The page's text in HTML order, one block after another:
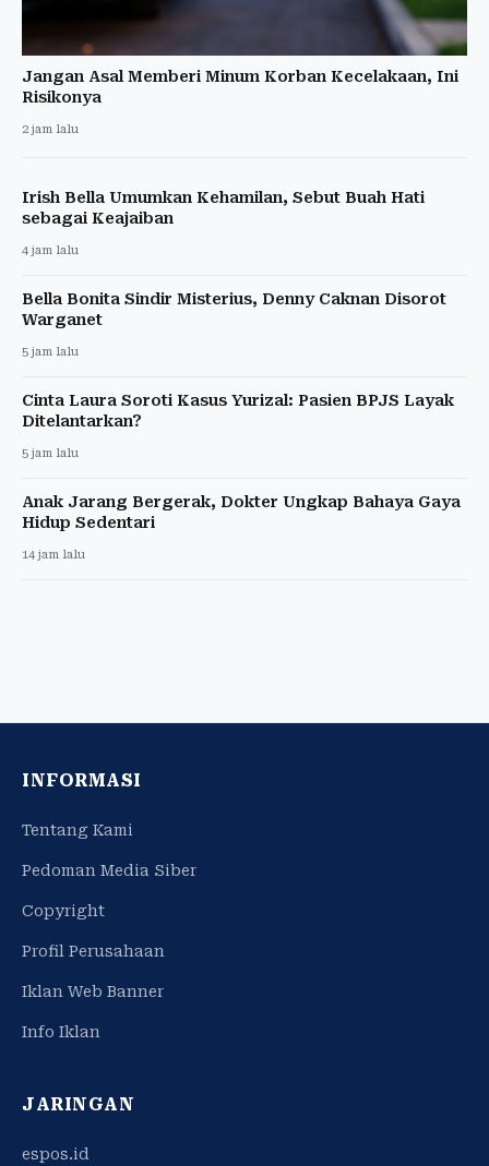
Jangan Asal Memberi Minum Korban Kecelakaan, Ini
Risikonya
2 jam lalu
Irish Bella Umumkan Kehamilan, Sebut Buah Hati
sebagai Keajaiban
4 jam lalu
Bella Bonita Sindir Misterius, Denny Caknan Disorot
Warganet
5 jam lalu
Cinta Laura Soroti Kasus Yurizal: Pasien BPJS Layak
Ditelantarkan?
5 jam lalu
Anak Jarang Bergerak, Dokter Ungkap Bahaya Gaya
Hidup Sedentari
14 jam lalu
INFORMASI
Tentang Kami
Pedoman Media Siber
Copyright
Profil Perusahaan
Iklan Web Banner
Info Iklan
JARINGAN
espos.id